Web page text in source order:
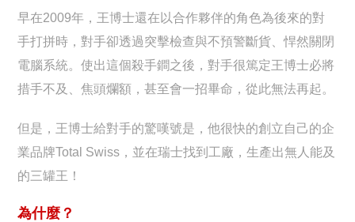
早在2009年，王博士還在以合作夥伴的角色為後來的對
手打拼時，對手卻透過突擊檢查與不預警斷貨、悍然關閉
電腦系統。使出這個殺手鐧之後，對手很篤定王博士必將
措手不及、焦頭爛額，甚至會一招畢命，從此無法再起。
但是，王博士給對手的驚嘆號是，他很快的創立自己的企
業品牌Total Swiss，並在瑞士找到工廠，生產出無人能及
的三罐王！
為什麼？